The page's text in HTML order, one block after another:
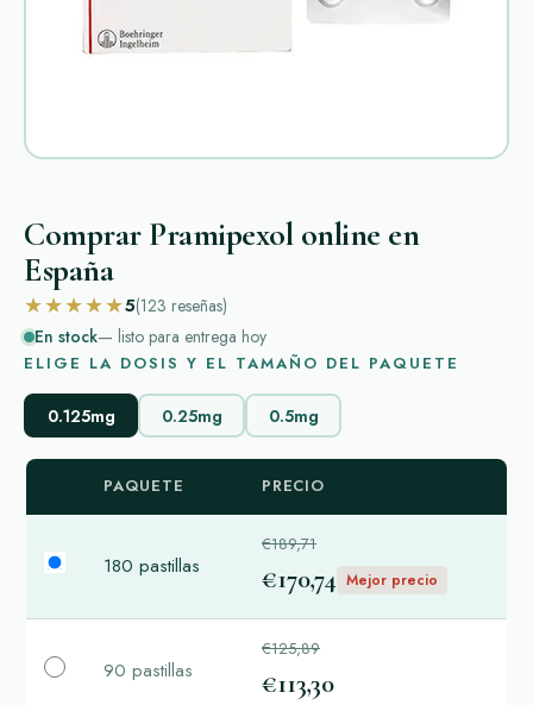
Comprar Pramipexol online en
España
★★★★★5(123 reseñas)
En stock— listo para entrega hoy
ELIGE LA DOSIS Y EL TAMAÑO DEL PAQUETE
0.125mg 0.25mg 0.5mg
PAQUETE PRECIO
180 pastillas
€189,71
€170,74 Mejor precio
90 pastillas
€125,89
€113,30